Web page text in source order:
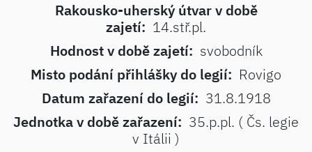
Rakousko-uherský útvar v době
zajetí: 14.stř.pl.
Hodnost v době zajetí: svobodník
Misto podání přihlášky do legií: Rovigo
Datum zařazení do legií: 31.8.1918
Jednotka v době zařazení: 35.p.pl. ( Čs. legie
v Itálii )